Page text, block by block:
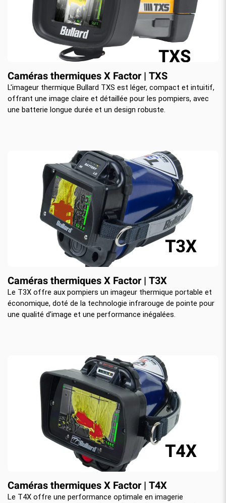
Caméras thermiques X Factor | TXS
L'imageur thermique Bullard TXS est léger, compact et intuitif,
offrant une image claire et détaillée pour les pompiers, avec
une batterie longue durée et un design robuste.
Caméras thermiques X Factor | T3X
Le T3X offre aux pompiers un imageur thermique portable et
économique, doté de la technologie infrarouge de pointe pour
une qualité d'image et une performance inégalées.
Caméras thermiques X Factor | T4X
Le T4X offre une performance optimale en imagerie